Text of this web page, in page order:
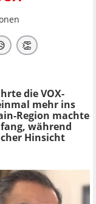
👏
die VOX-
mehr ins
Region machte
während
Hinsicht